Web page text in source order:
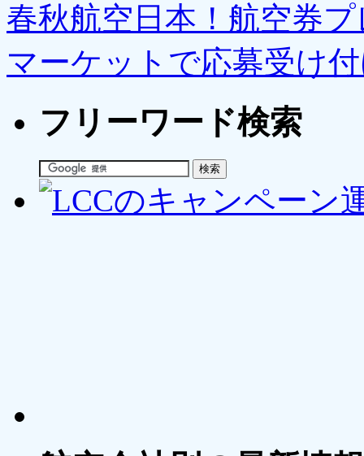
春秋航空日本！航空券
マーケットで応募受け
フリーワード検索